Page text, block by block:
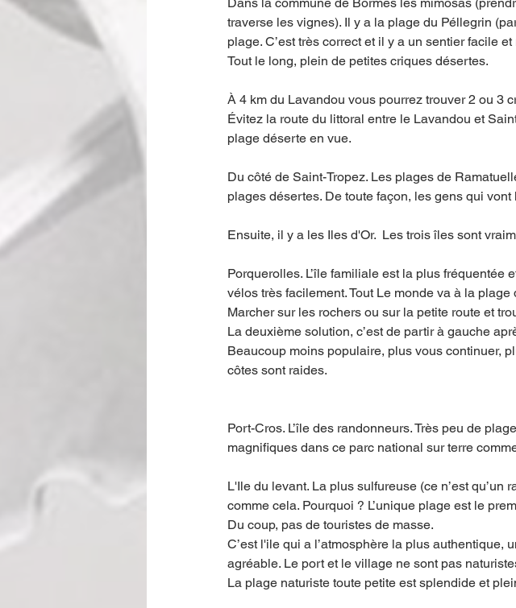
traverse les vignes). Il y a la plage du Péllegrin
plage. C’est très correct et il y a un sentier facile
Tout le long, plein de petites criques désertes.
À 4 km du Lavandou vous pourrez trouver 2 ou 3
Évitez la route du littoral entre le Lavandou et
plage déserte en vue.
Du côté de Saint-Tropez. Les plages de
plages désertes. De toute façon, les gens qui
Ensuite, il y a les Iles d'Or.  Les trois îles sont
Porquerolles. L’île familiale est la plus
vélos très facilement. Tout Le monde va à la
Marcher sur les rochers ou sur la petite route et
La deuxième solution, c’est de partir à gauche
Beaucoup moins populaire, plus vous continuer,
côtes sont raides.
Port-Cros. L’île des randonneurs. Très peu de
magnifiques dans ce parc national sur terre
L'Ile du levant. La plus sulfureuse (ce n’est qu’un
comme cela. Pourquoi ? L’unique plage est le
Du coup, pas de touristes de masse.
C’est l'ile qui a l’atmosphère la plus authentique,
agréable. Le port et le village ne sont pas
La plage naturiste toute petite est splendide et